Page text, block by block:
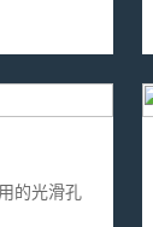
的光滑孔